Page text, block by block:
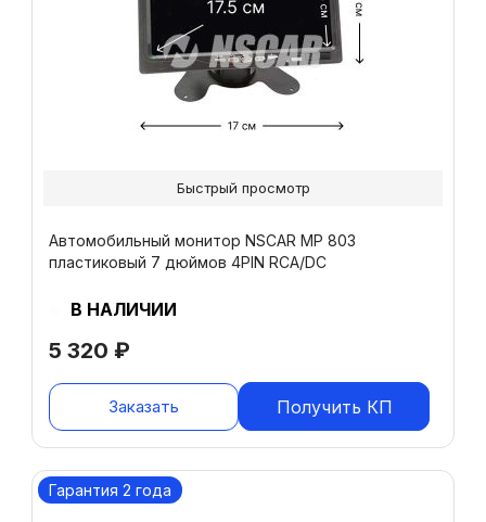
5 320 ₽
Автомобильный монитор NSCAR МР 803
пластиковый 7 дюймов 4PIN RCA/DC
В НАЛИЧИИ
Заказать Получить КП
Быстрый просмотр
Гарантия 2 года